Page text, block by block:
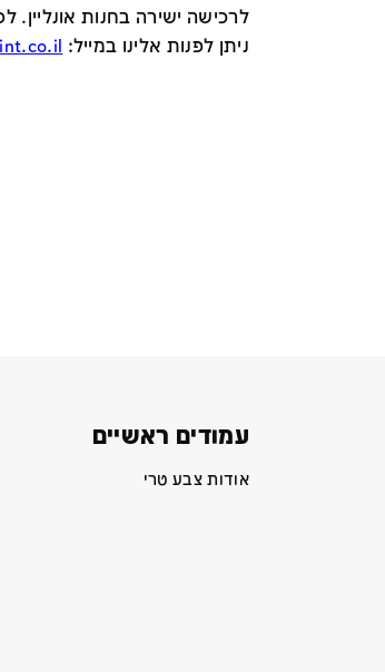
לרכישה ישירה בחנות אונליין.
ניתן לפנות אלינו במייל:
עמודים ראשיים
אודות צבע טרי